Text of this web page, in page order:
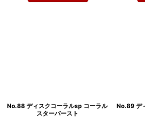
No.88 ディスクコーラルsp コーラル
スターバースト
No.89 デ